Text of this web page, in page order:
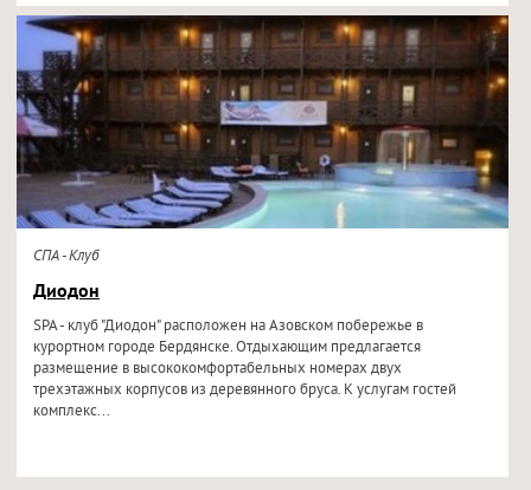
СПА - Клуб
Диодон
SPA - клуб "Диодон" расположен на Азовском побережье в
курортном городе Бердянске. Отдыхающим предлагается
размещение в высококомфортабельных номерах двух
трехэтажных корпусов из деревянного бруса. К услугам гостей
комплекс...